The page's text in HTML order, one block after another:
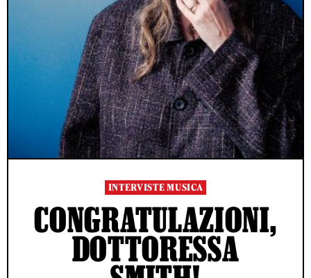
INTERVISTE MUSICA
CONGRATULAZIONI,
DOTTORESSA